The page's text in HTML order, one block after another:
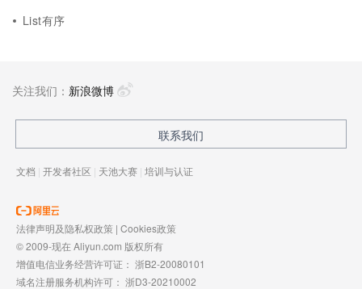
List有序
关注我们： 新浪微博
联系我们
文档 | 开发者社区 | 天池大赛 | 培训与认证
法律声明及隐私权政策 | Cookies政策
© 2009-现在 Aliyun.com 版权所有
增值电信业务经营许可证： 浙B2-20080101
域名注册服务机构许可： 浙D3-20210002